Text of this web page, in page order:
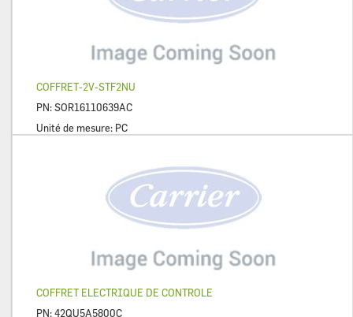
COFFRET-2V-STF2NU
PN:SOR16110639AC
Unité de mesure: PC
COFFRET ELECTRIQUE DE CONTROLE
PN:42QU5A5800C